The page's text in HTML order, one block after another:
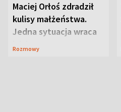
Maciej Orłoś zdradził
kulisy małżeństwa.
Jedna sytuacja wraca
jak bumerang
Rozmowy